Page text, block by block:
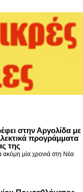
στην Αργολίδα με
προγράμματα
της
ακόμη μία χρονιά στη Νέα